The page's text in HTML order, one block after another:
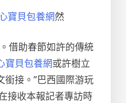
寶貝包養網然
借助春節如許的傳統
寶貝包養網或許樹立
銜接。”巴西國際游玩
接收本報記者專訪時